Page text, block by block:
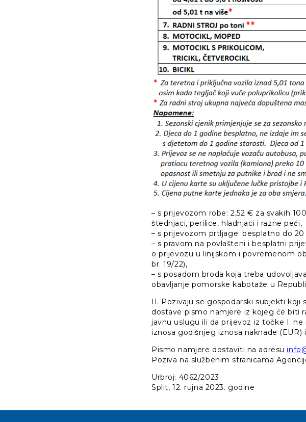
– s prijevozom robe: 2,52 € za svakih
štednjaci, perilice, hladnjaci i razne peći,
– s prijevozom prtljage: besplatno do
– s pravom na povlašteni i besplatni
o prijevozu u linijskom i povremenom
br. 19/22),
– s posadom broda koja treba
obavljanje pomorske kabotaže u
II. Pozivaju se gospodarski subjekti koji
dostave pismo namjere iz kojeg će biti
javnu uslugu ili da prijevoz iz točke I.
iznosa godišnjeg iznosa naknade (EUR)
Pismo namjere dostaviti na adresu
Poziva na službenim stranicama
Urbroj: 4062/2023
Split, 12. rujna 2023. godine